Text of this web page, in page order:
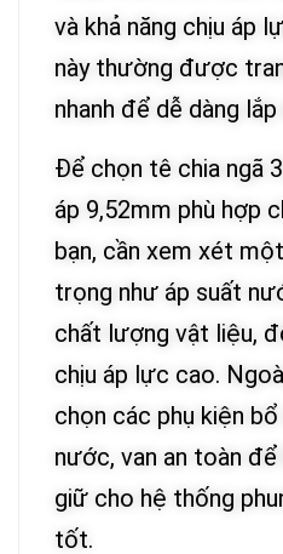
và khả năng chịu áp
này thường được
nhanh để dễ dàng
Để chọn tê chia ngã
áp 9,52mm phù hợp
bạn, cần xem xét
trọng như áp suất
chất lượng vật liệu,
chịu áp lực cao.
chọn các phụ kiện
nước, van an toàn
giữ cho hệ thống
tốt.